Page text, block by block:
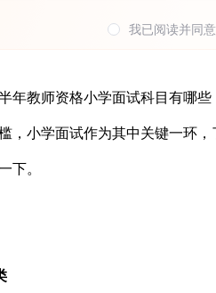
我已阅读并同意
年教师资格小学面试科目有哪
，小学面试作为其中关键一环
下。